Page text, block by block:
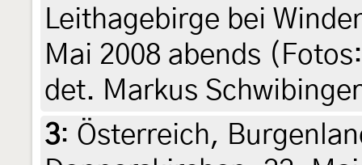
Leithagebirge bei
Mai 2008 abends
det. Markus Schwibinger
3: Österreich,